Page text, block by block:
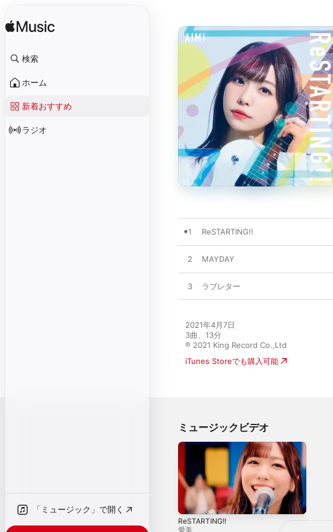
検索
ホーム
新着おすすめ
ラジオ
「ミュージック」で開く
1 ReSTARTING!!
2 MAYDAY
3 ラブレター
2021年4月7日
3曲、13分
℗ 2021 King Record Co.,Ltd
iTunes Storeでも購入可能
ミュージックビデオ
ReSTARTING!!
愛美